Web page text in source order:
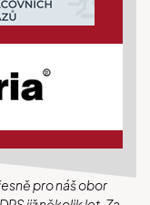
pro náš obor